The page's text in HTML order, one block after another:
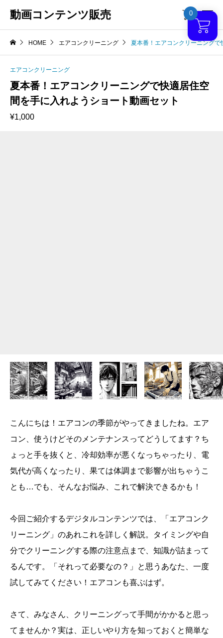
動画コンテンツ販売 
HOME エアコンクリーニング 夏本番！エアコンクリーニング
エアコンクリーニング
夏本番！エアコンクリーニングで快適居住空
間を手に入れようショート動画セット
¥1,000
こんにちは！エアコンの季節がやってきましたね。エア
コン、使うけどそのメンテナンスってどうしてます？ち
ょっと手を抜くと、冷却効率が悪くなっちゃったり、電
気代が高くなったり、果ては体調まで影響が出ちゃうこ
とも…でも、そんなお悩み、これで解決できるかも！
今回ご紹介するデジタルコンテンツでは、「エアコンク
リーニング」のあれこれを詳しく解説。タイミングや自
分でクリーニングする際の注意点まで、知識が詰まって
るんです。「それって必要なの？」と思うあなた、一度
試してみてください！エアコンも喜ぶはず。
さて、みなさん、クリーニングって手間がかかると思っ
てませんか？実は、正しいやり方を知っておくと簡単な
0